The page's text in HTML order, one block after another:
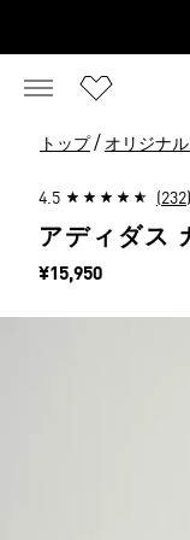
トップ / オリジナル
4.5 (232)
アディダス
価格
¥15,950